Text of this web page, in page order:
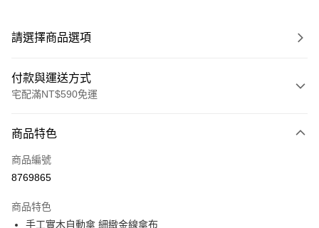
請選擇商品選項
付款與運送方式
宅配滿NT$590免運
POYA支付
信用卡一次付款
Apple Pay
商品特色
商品編號
8769865
商品特色
手工實木自動傘 細緻金線傘布